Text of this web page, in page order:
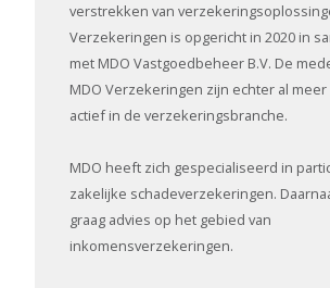
verstrekken van
Verzekeringen is opgericht in 2020 in
met MDO Vastgoedbeheer B.V. De
MDO Verzekeringen zijn echter al meer
actief in de verzekeringsbranche.
MDO heeft zich gespecialiseerd in
zakelijke schadeverzekeringen.
graag advies op het gebied van
inkomensverzekeringen.